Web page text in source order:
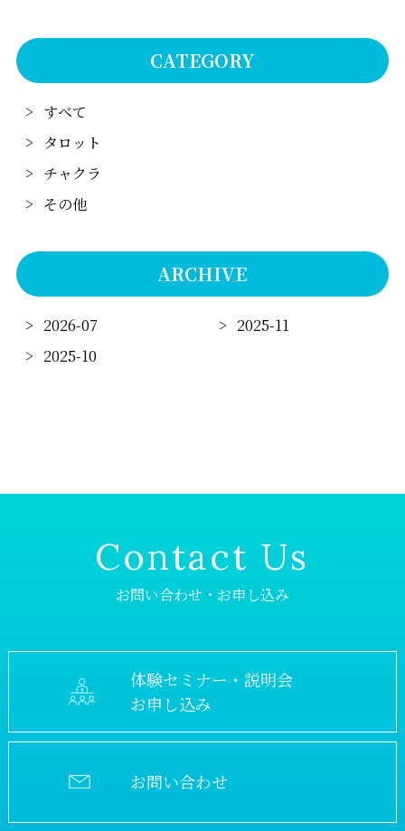
CATEGORY
すべて
タロット
チャクラ
その他
ARCHIVE
2026-07
2025-11
2025-10
Contact Us
お問い合わせ・お申し込み
体験セミナー・説明会
お申し込み
お問い合わせ